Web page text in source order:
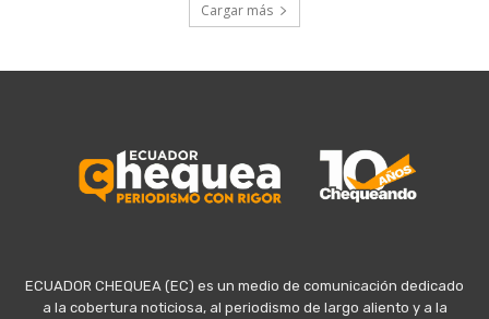
Cargar más
ECUADOR CHEQUEA (EC) es un medio de comunicación dedicado
a la cobertura noticiosa, al periodismo de largo aliento y a la